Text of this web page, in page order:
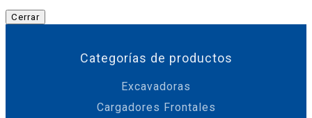
Cerrar
Categorías de productos
Excavadoras
Cargadores Frontales